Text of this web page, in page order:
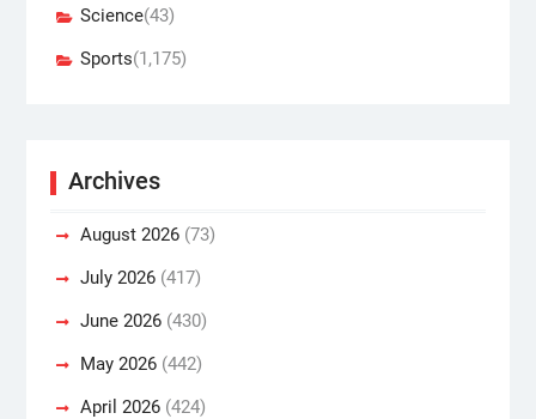
Science(43)
Sports(1,175)
Archives
August 2026(73)
July 2026(417)
June 2026(430)
May 2026(442)
April 2026(424)